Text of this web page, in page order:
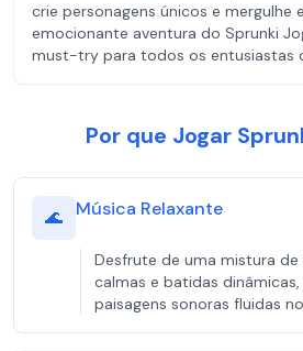
crie personagens únicos e mergulhe
emocionante aventura do Sprunki
must-try para todos os entusiastas
Por que Jogar
🌊 Música Relaxante
Desfrute de uma mistura
calmas e batidas
paisagens sonoras fluidas